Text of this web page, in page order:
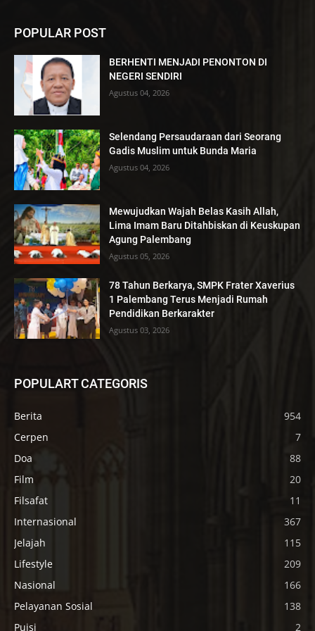
POPULAR POST
BERHENTI MENJADI PENONTON DI
NEGERI SENDIRI
Agustus 04, 2026
Selendang Persaudaraan dari Seorang
Gadis Muslim untuk Bunda Maria
Agustus 04, 2026
Mewujudkan Wajah Belas Kasih Allah,
Lima Imam Baru Ditahbiskan di Keuskupan
Agung Palembang
Agustus 05, 2026
78 Tahun Berkarya, SMPK Frater Xaverius
1 Palembang Terus Menjadi Rumah
Pendidikan Berkarakter
Agustus 03, 2026
POPULART CATEGORIS
Berita
954
Cerpen
7
Doa
88
Film
20
Filsafat
11
Internasional
367
Jelajah
115
Lifestyle
209
Nasional
166
Pelayanan Sosial
138
Puisi
2